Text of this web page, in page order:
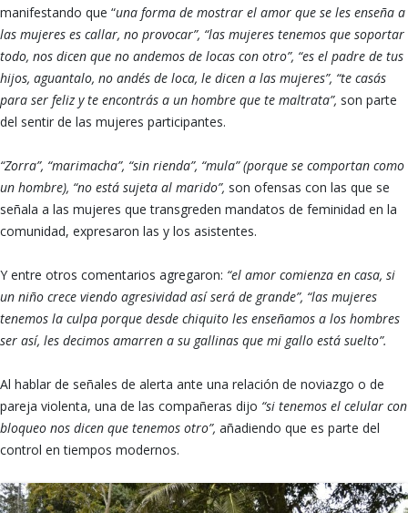
manifestando que “una forma de mostrar el amor que se les enseña a
las mujeres es callar, no provocar”, “las mujeres tenemos que soportar
todo, nos dicen que no andemos de locas con otro”, “es el padre de tus
hijos, aguantalo, no andés de loca, le dicen a las mujeres”, “te casás
para ser feliz y te encontrás a un hombre que te maltrata”, son parte
del sentir de las mujeres participantes.
“Zorra”, “marimacha”, “sin rienda”, “mula” (porque se comportan como
un hombre), “no está sujeta al marido”, son ofensas con las que se
señala a las mujeres que transgreden mandatos de feminidad en la
comunidad, expresaron las y los asistentes.
Y entre otros comentarios agregaron: “el amor comienza en casa, si
un niño crece viendo agresividad así será de grande”, “las mujeres
tenemos la culpa porque desde chiquito les enseñamos a los hombres
ser así, les decimos amarren a su gallinas que mi gallo está suelto”.
Al hablar de señales de alerta ante una relación de noviazgo o de
pareja violenta, una de las compañeras dijo “si tenemos el celular con
bloqueo nos dicen que tenemos otro”, añadiendo que es parte del
control en tiempos modernos.